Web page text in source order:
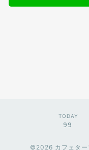
TODAY
99
©2026 カフェタ